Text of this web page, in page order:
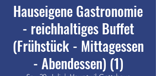
Hauseigene Gastronomie
- reichhaltiges Buffet
(Frühstück - Mittagessen
- Abendessen) (1)